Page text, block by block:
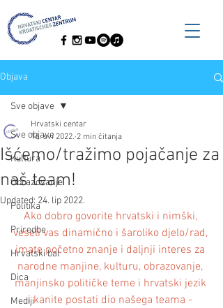
Objava
Sve objave
Kultura
Obrazovanje
Politika
Priredbe
Hrvatski bal
Dica
Mediji
Sve objave
Išćemo/tražimo pojačanje za
naš team!
Hrvatski centar
16. svi 2022. 2 min čitanja
Updated: 24. lip 2022.
Ako dobro govorite hrvatski i nimški,
veseli vas dinamično i šaroliko djelo/rad,
imate početno znanje i daljnji interes za
narodne manjine, kulturu, obrazovanje,
manjinsko političke teme i hrvatski jezik
i kanite postati dio našega teama -